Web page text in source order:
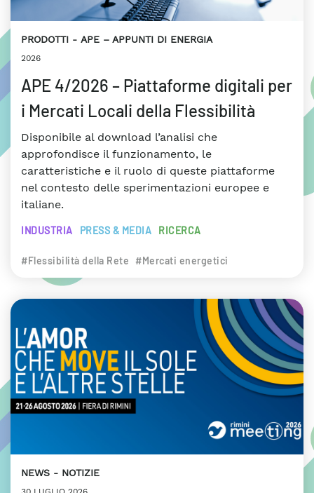
PRODOTTI APE – APPUNTI DI ENERGIA
2026
APE 4/2026 – Piattaforme digitali per
i Mercati Locali della Flessibilità
Disponibile al download l’analisi che
approfondisce il funzionamento, le
caratteristiche e il ruolo di queste piattaforme
nel contesto delle sperimentazioni europee e
italiane.
INDUSTRIA PRESS & MEDIA RICERCA
#Flessibilità della Rete #Mercati energetici
NEWS NOTIZIE